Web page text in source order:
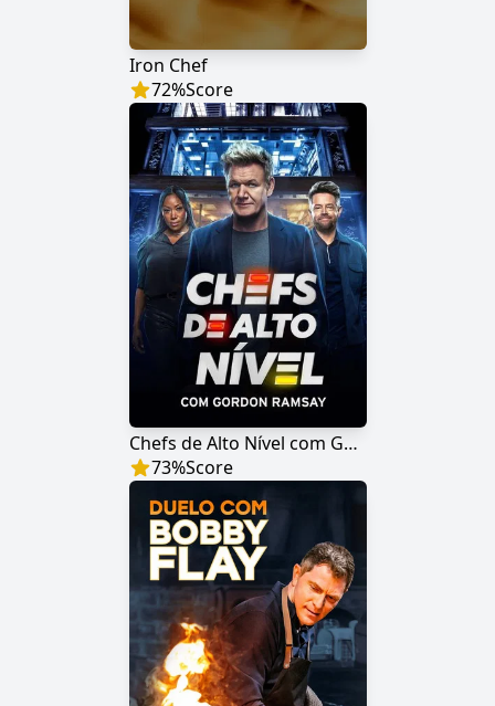
Iron Chef
72%Score
Chefs de Alto Nível com Gordon Ramsay
73%Score